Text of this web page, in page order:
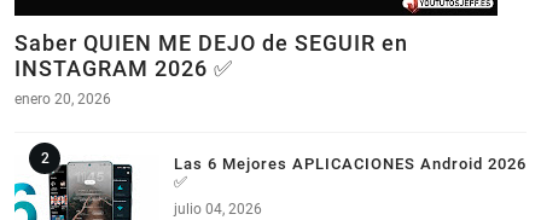
Saber QUIEN ME DEJO de SEGUIR en
INSTAGRAM 2026 ✅
enero 20, 2026
Las 6 Mejores APLICACIONES Android 2026
✅
julio 04, 2026